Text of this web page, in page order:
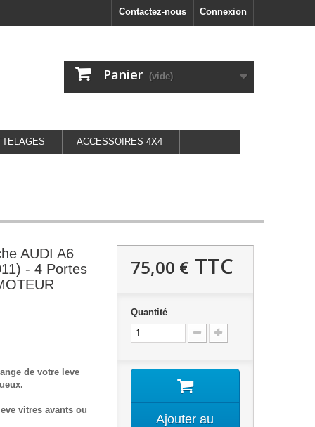
Connexion
Contactez-nous
Panier (vide)
ACCESSOIRES 4X4
AUDI A6
- 4 Portes
de votre leve
vitres avants ou
75,00 €TTC
Quantité
Ajouter au